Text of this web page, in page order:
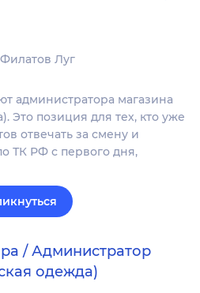
Филатов Луг
администратора магазина
Это позиция для тех, кто уже
отвечать за смену и
ТК РФ с первого дня,
/ Администратор
одежда)